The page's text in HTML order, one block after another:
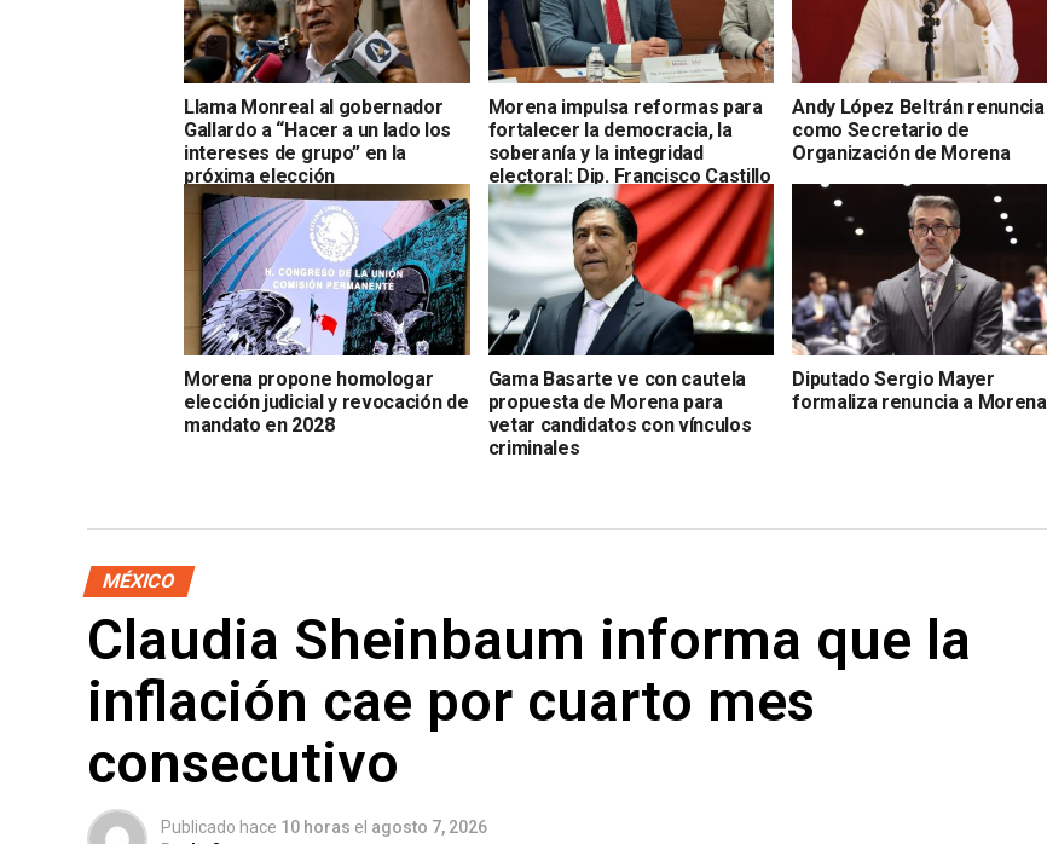
Llama Monreal al gobernador
Gallardo a “Hacer a un lado los
intereses de grupo” en la
próxima elección
Morena impulsa reformas para
fortalecer la democracia, la
soberanía y la integridad
electoral: Dip. Francisco Castillo
Andy López Beltrán renuncia
como Secretario de
Organización de Morena
Morena propone homologar
elección judicial y revocación de
mandato en 2028
Gama Basarte ve con cautela
propuesta de Morena para
vetar candidatos con vínculos
criminales
Diputado Sergio Mayer
formaliza renuncia a Morena
MÉXICO
Claudia Sheinbaum informa que la
inflación cae por cuarto mes
consecutivo
Publicado hace 10 horas el agosto 7, 2026